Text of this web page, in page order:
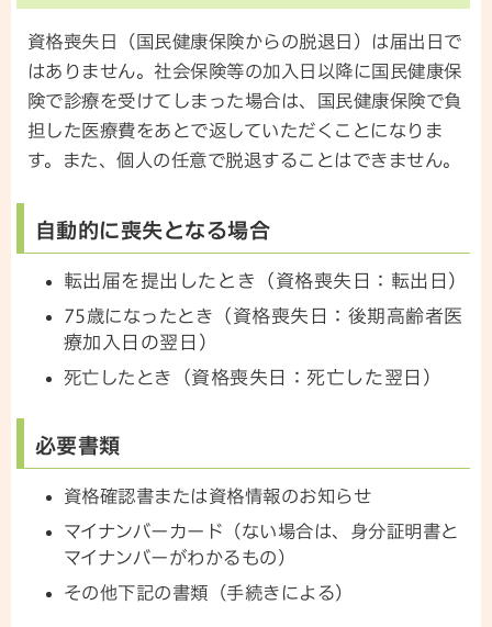
資格喪失日（国民健康保険からの脱退日）は届出日で
はありません。社会保険等の加入日以降に国民健康保
険で診療を受けてしまった場合は、国民健康保険で負
担した医療費をあとで返していただくことになりま
す。また、個人の任意で脱退することはできません。
自動的に喪失となる場合
転出届を提出したとき（資格喪失日：転出日）
75歳になったとき
（資格喪失日：後期高齢者医
療加入日の翌日 ）
死亡したとき （資格喪失日：死亡した翌日）
必要書類
資格確認書または資格情報のお知らせ
マイナンバーカード（ない場合は、身分証明書と
マイナンバーがわかるもの）
その他下記の書類（手続きによる）